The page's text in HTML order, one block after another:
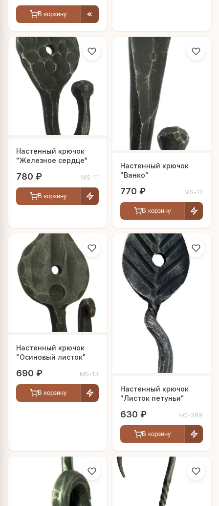
В корзину
Настенный крючок
"Железное сердце"
780 ₽ MS-11
В корзину
Настенный крючок
"Ванко"
770 ₽ MS-12
В корзину
Настенный крючок
"Осиновый листок"
690 ₽ MS-13
В корзину
Настенный крючок
"Листок петуньи"
630 ₽ HC-398
В корзину